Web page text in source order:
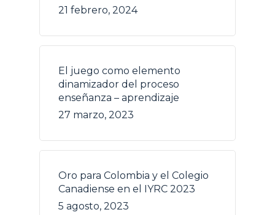
21 febrero, 2024
El juego como elemento
dinamizador del proceso
enseñanza – aprendizaje
27 marzo, 2023
Oro para Colombia y el Colegio
Canadiense en el IYRC 2023
5 agosto, 2023